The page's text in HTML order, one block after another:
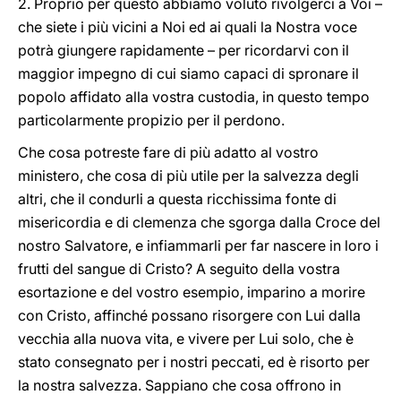
2. Proprio per questo abbiamo voluto rivolgerci a Voi –
che siete i più vicini a Noi ed ai quali la Nostra voce
potrà giungere rapidamente – per ricordarvi con il
maggior impegno di cui siamo capaci di spronare il
popolo affidato alla vostra custodia, in questo tempo
particolarmente propizio per il perdono.
Che cosa potreste fare di più adatto al vostro
ministero, che cosa di più utile per la salvezza degli
altri, che il condurli a questa ricchissima fonte di
misericordia e di clemenza che sgorga dalla Croce del
nostro Salvatore, e infiammarli per far nascere in loro i
frutti del sangue di Cristo? A seguito della vostra
esortazione e del vostro esempio, imparino a morire
con Cristo, affinché possano risorgere con Lui dalla
vecchia alla nuova vita, e vivere per Lui solo, che è
stato consegnato per i nostri peccati, ed è risorto per
la nostra salvezza. Sappiano che cosa offrono in